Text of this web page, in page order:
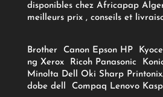
disponibles chez Africapap
meilleurs prix , conseils et
Brother Canon Epson HP
ng Xerox Ricoh Panasonic
Minolta Dell Oki Sharp
dobe dell Compaq Lenovo